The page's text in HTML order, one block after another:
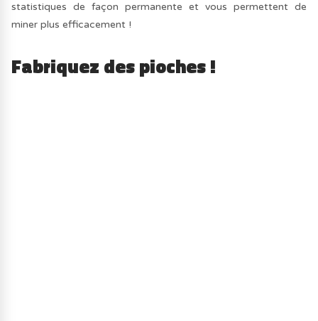
statistiques de façon permanente et vous permettent de
miner plus efficacement !
Fabriquez des pioches !